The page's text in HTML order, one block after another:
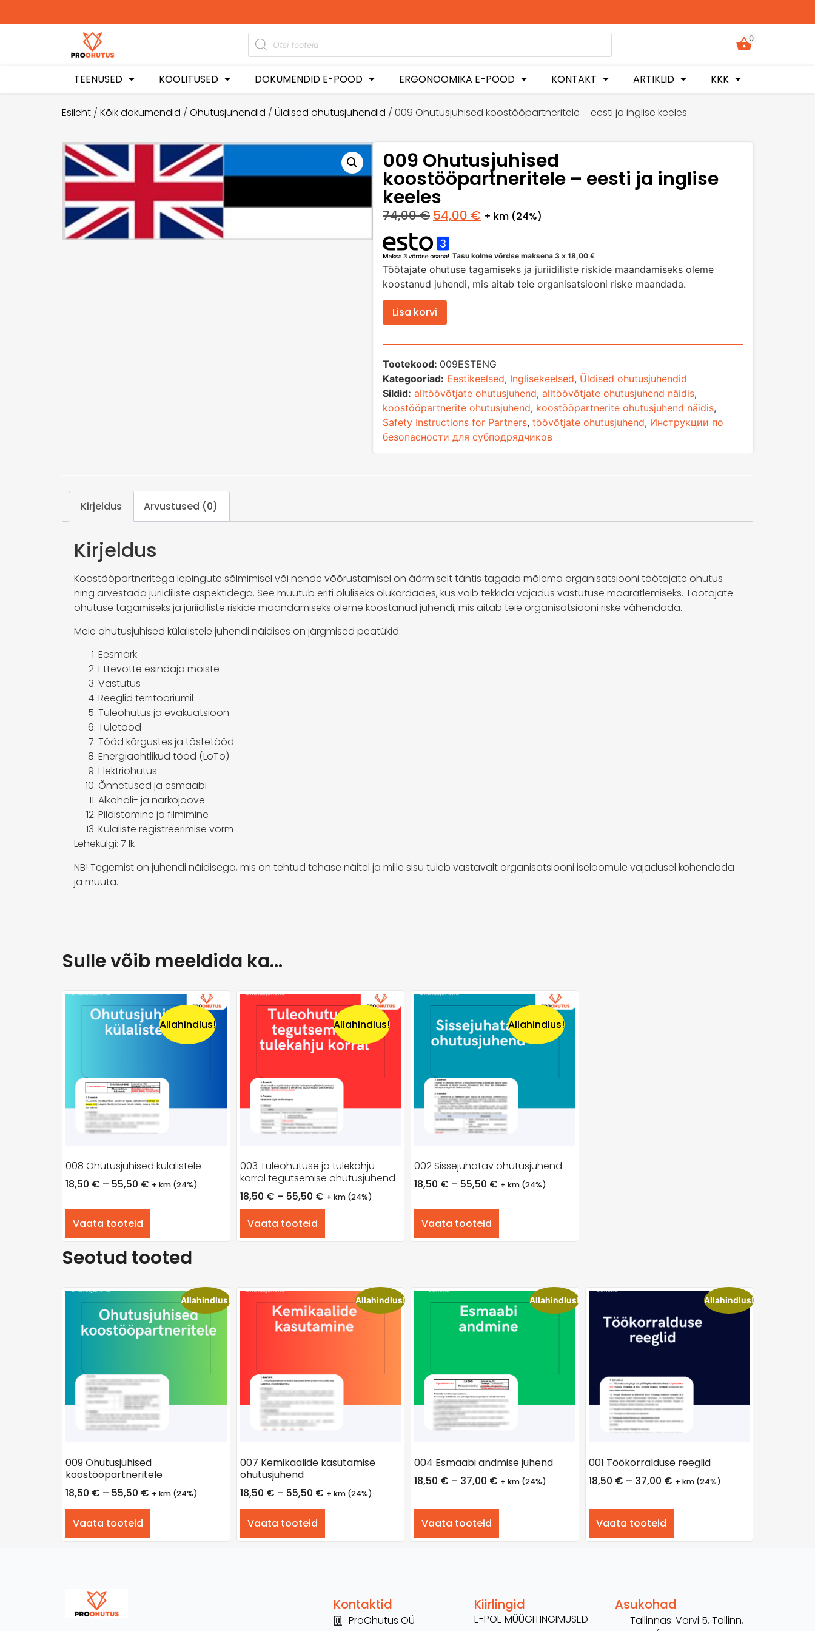
soodustusega!
0
TEENUSED KOOLITUSED DOKUMENDID E-POOD ERGONOOMIKA E-POOD KONTAKT ARTIKLID KKK
Esileht / Kõik dokumendid / Ohutusjuhendid / Üldised ohutusjuhendid / 009 Ohutusjuhised koostööpartneritele – eesti ja inglise keeles
009 Ohutusjuhised
koostööpartneritele – eesti ja inglise
keeles
74,00€ 54,00 € + km (24%)
Tasu kolme võrdse maksena 3 x 18,00 €
Töötajate ohutuse tagamiseks ja juriidiliste riskide maandamiseks oleme
koostanud juhendi, mis aitab teie organisatsiooni riske maandada.
Lisa korvi
Tootekood: 009ESTENG
Kategooriad: Eestikeelsed, Inglisekeelsed, Üldised ohutusjuhendid
Sildid: alltöövõtjate ohutusjuhend, alltöövõtjate ohutusjuhend näidis,
koostööpartnerite ohutusjuhend, koostööpartnerite ohutusjuhend näidis,
Safety Instructions for Partners, töövõtjate ohutusjuhend, Инструкции по
безопасности для субподрядчиков
Kirjeldus Arvustused (0)
Kirjeldus
Koostööpartneritega lepingute sõlmimisel või nende võõrustamisel on äärmiselt tähtis tagada mõlema organisatsiooni töötajate ohutus
ning arvestada juriidiliste aspektidega. See muutub eriti oluliseks olukordades, kus võib tekkida vajadus vastutuse määratlemiseks. Töötajate
ohutuse tagamiseks ja juriidiliste riskide maandamiseks oleme koostanud juhendi, mis aitab teie organisatsiooni riske vähendada.
Meie ohutusjuhised külalistele juhendi näidises on järgmised peatükid:
Eesmärk
Ettevõtte esindaja mõiste
Vastutus
Reeglid territooriumil
Tuleohutus ja evakuatsioon
Tuletööd
Tööd kõrgustes ja tõstetööd
Energiaohtlikud tööd (LoTo)
Elektriohutus
Õnnetused ja esmaabi
Alkoholi- ja narkojoove
Pildistamine ja filmimine
Külaliste registreerimise vorm
Lehekülgi: 7 lk
NB! Tegemist on juhendi näidisega, mis on tehtud tehase näitel ja mille sisu tuleb vastavalt organisatsiooni iseloomule vajadusel kohendada
ja muuta.
Sulle võib meeldida ka…
Allahindlus!
008 Ohutusjuhised külalistele
18,50 € – 55,50 € + km (24%)
Vaata tooteid
Allahindlus!
003 Tuleohutuse ja tulekahju
korral tegutsemise ohutusjuhend
18,50 € – 55,50 € + km (24%)
Vaata tooteid
Allahindlus!
002 Sissejuhatav ohutusjuhend
18,50 € – 55,50 € + km (24%)
Vaata tooteid
Seotud tooted
Allahindlus!
009 Ohutusjuhised
koostööpartneritele
18,50 € – 55,50 € + km (24%)
Vaata tooteid
Allahindlus!
007 Kemikaalide kasutamise
ohutusjuhend
18,50 € – 55,50 € + km (24%)
Vaata tooteid
Allahindlus!
004 Esmaabi andmise juhend
18,50 € – 37,00 € + km (24%)
Vaata tooteid
Allahindlus!
001 Töökorralduse reeglid
18,50 € – 37,00 € + km (24%)
Vaata tooteid
Kontaktid
ProOhutus OÜ
Kiirlingid
E-POE MÜÜGITINGIMUSED
Asukohad
Tallinnas: Värvi 5, Tallinn,